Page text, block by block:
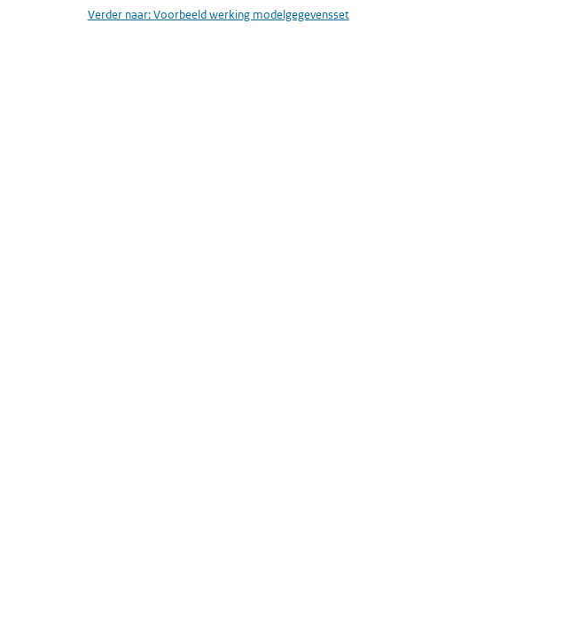
Verder naar:Voorbeeld werking modelgegevensset